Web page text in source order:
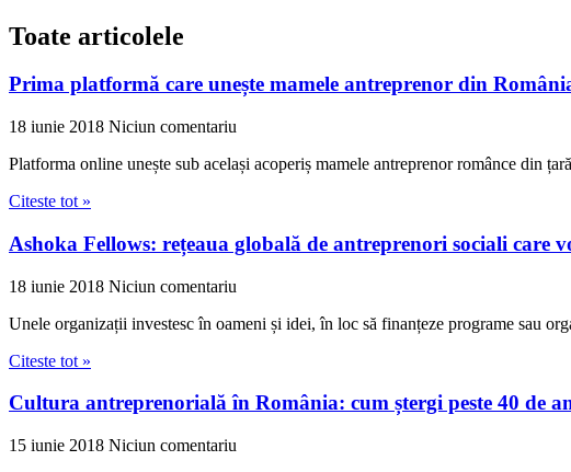
Toate articolele
Prima platformă care unește mamele antreprenor din
18 iunie 2018 Niciun comentariu
Platforma online unește sub același acoperiș mamele antreprenor românce din
Citeste tot »
Ashoka Fellows: rețeaua globală de antreprenori sociali care
18 iunie 2018 Niciun comentariu
Unele organizații investesc în oameni și idei, în loc să finanțeze programe sau
Citeste tot »
Cultura antreprenorială în România: cum ștergi peste 40 de
15 iunie 2018 Niciun comentariu